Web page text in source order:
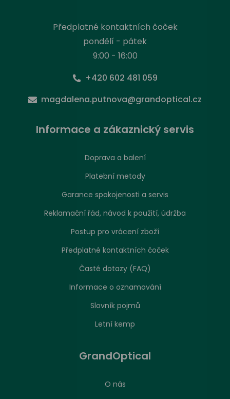
Předplatné kontaktních čoček
pondělí - pátek
9:00 - 16:00
+420 602 481 059
magdalena.putnova@grandoptical.cz
Informace a zákaznický servis
Doprava a balení
Platební metody
Garance spokojenosti a servis
Reklamační řád, návod k použití, údržba
Postup pro vrácení zboží
Předplatné kontaktních čoček
Časté dotazy (FAQ)
Informace o oznamování
Slovník pojmů
Letní kemp
GrandOptical
O nás